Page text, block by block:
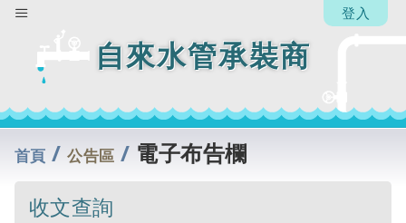
自來水管承裝商
登入
首頁 /公告區 / 電子布告欄
收文查詢